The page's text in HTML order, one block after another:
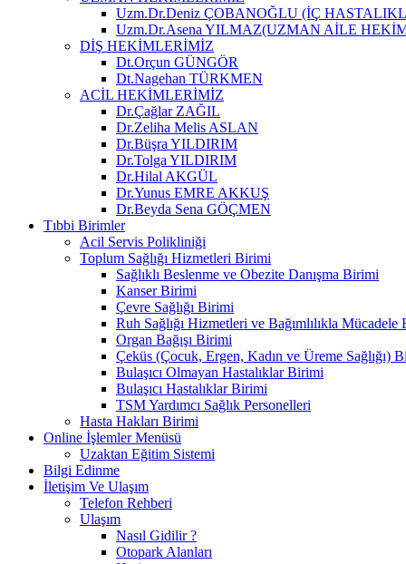
Uzm.Dr.Deniz ÇOBANOĞLU (İÇ
Uzm.Dr.Asena YILMAZ(UZMAN AİLE
DİŞ HEKİMLERİMİZ
Dt.Orçun GÜNGÖR
Dt.Nagehan TÜRKMEN
ACİL HEKİMLERİMİZ
Dr.Çağlar ZAĞIL
Dr.Zeliha Melis ASLAN
Dr.Büşra YILDIRIM
Dr.Tolga YILDIRIM
Dr.Hilal AKGÜL
Dr.Yunus EMRE AKKUŞ
Dr.Beyda Sena GÖÇMEN
Tıbbi Birimler
Acil Servis Polikliniği
Toplum Sağlığı Hizmetleri Birimi
Sağlıklı Beslenme ve Obezite Danışma Birimi
Kanser Birimi
Çevre Sağlığı Birimi
Ruh Sağlığı Hizmetleri ve Bağımlılıkla Mücadele
Organ Bağışı Birimi
Çeküs (Çocuk, Ergen, Kadın ve Üreme Sağlığı)
Bulaşıcı Olmayan Hastalıklar Birimi
Bulaşıcı Hastalıklar Birimi
TSM Yardımcı Sağlık Personelleri
Hasta Hakları Birimi
Online İşlemler Menüsü
Uzaktan Eğitim Sistemi
Bilgi Edinme
İletişim Ve Ulaşım
Telefon Rehberi
Ulaşım
Nasıl Gidilir ?
Otopark Alanları